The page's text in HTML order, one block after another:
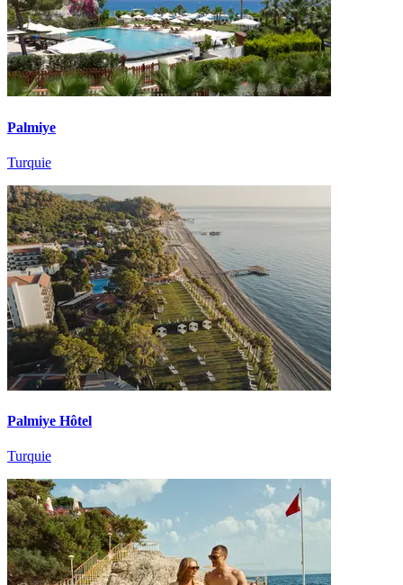
Palmiye
Turquie
Palmiye Hôtel
Turquie